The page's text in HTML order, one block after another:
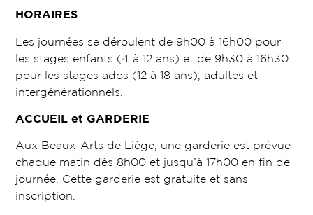
HORAIRES
Les journées se déroulent de 9h00 à 16h00 pour
les stages enfants (4 à 12 ans) et de 9h30 à 16h30
pour les stages ados (12 à 18 ans), adultes et
intergénérationnels.
ACCUEIL et GARDERIE
Aux Beaux-Arts de Liège, une garderie est prévue
chaque matin dès 8h00 et jusqu’à 17h00 en fin de
journée. Cette garderie est gratuite et sans
inscription.